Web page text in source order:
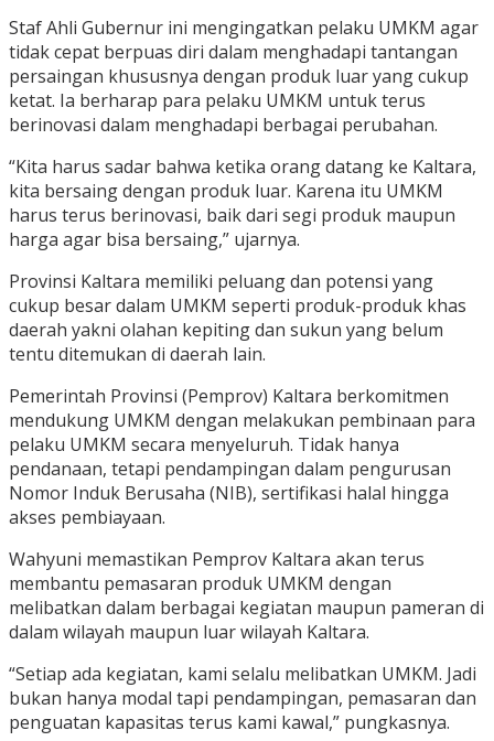
Staf Ahli Gubernur ini mengingatkan pelaku UMKM agar
tidak cepat berpuas diri dalam menghadapi tantangan
persaingan khususnya dengan produk luar yang cukup
ketat. Ia berharap para pelaku UMKM untuk terus
berinovasi dalam menghadapi berbagai perubahan.
“Kita harus sadar bahwa ketika orang datang ke Kaltara,
kita bersaing dengan produk luar. Karena itu UMKM
harus terus berinovasi, baik dari segi produk maupun
harga agar bisa bersaing,” ujarnya.
Provinsi Kaltara memiliki peluang dan potensi yang
cukup besar dalam UMKM seperti produk-produk khas
daerah yakni olahan kepiting dan sukun yang belum
tentu ditemukan di daerah lain.
Pemerintah Provinsi (Pemprov) Kaltara berkomitmen
mendukung UMKM dengan melakukan pembinaan para
pelaku UMKM secara menyeluruh. Tidak hanya
pendanaan, tetapi pendampingan dalam pengurusan
Nomor Induk Berusaha (NIB), sertifikasi halal hingga
akses pembiayaan.
Wahyuni memastikan Pemprov Kaltara akan terus
membantu pemasaran produk UMKM dengan
melibatkan dalam berbagai kegiatan maupun pameran di
dalam wilayah maupun luar wilayah Kaltara.
“Setiap ada kegiatan, kami selalu melibatkan UMKM. Jadi
bukan hanya modal tapi pendampingan, pemasaran dan
penguatan kapasitas terus kami kawal,” pungkasnya.